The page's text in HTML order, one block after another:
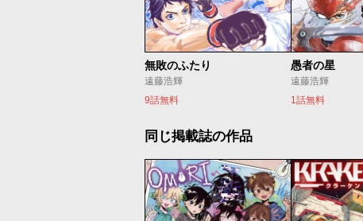
無敗のふたり
遠藤浩輝
9話無料
愚者の星
遠藤浩輝
1話無料
同じ掲載誌の作品